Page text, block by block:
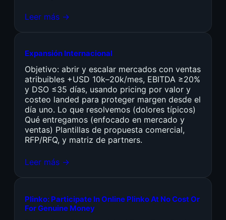
Leer más →
Expansión Internacional
Objetivo: abrir y escalar mercados con ventas
atribuibles +USD 10k–20k/mes, EBITDA ≥20%
y DSO ≤35 días, usando pricing por valor y
costeo landed para proteger margen desde el
día uno. Lo que resolvemos (dolores típicos)
Qué entregamos (enfocado en mercado y
ventas) Plantillas de propuesta comercial,
RFP/RFQ, y matriz de partners.
Leer más →
Plinko: Participate In Online Plinko At No Cost Or
For Genuine Money